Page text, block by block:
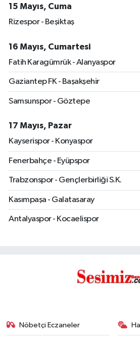
15 Mayıs, Cuma
Rizespor - Beşiktaş
16 Mayıs, Cumartesi
Fatih Karagümrük - Alanyaspor
Gaziantep FK - Başakşehir
Samsunspor - Göztepe
17 Mayıs, Pazar
Kayserispor - Konyaspor
Fenerbahçe - Eyüpspor
Trabzonspor - Gençlerbirliği S.K.
Kasımpaşa - Galatasaray
Antalyaspor - Kocaelispor
Nöbetçi Eczaneler